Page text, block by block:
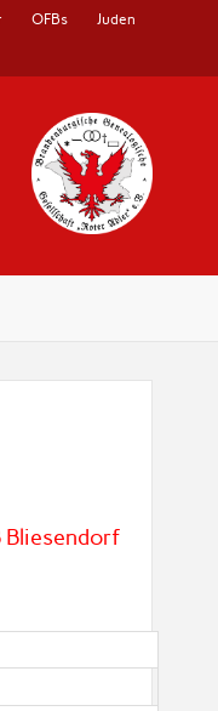
OFBs Juden
Bliesendorf